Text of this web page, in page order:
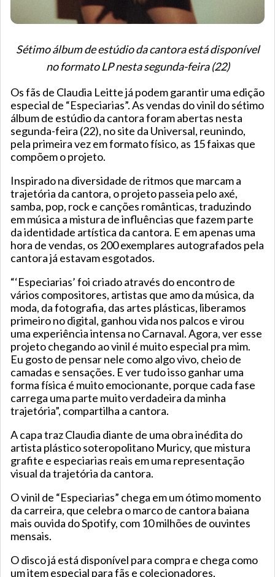
Sétimo álbum de estúdio da cantora está disponível
no formato LP nesta segunda-feira (22)
Os fãs de Claudia Leitte já podem garantir uma edição
especial de “Especiarias”. As vendas do vinil do sétimo
álbum de estúdio da cantora foram abertas nesta
segunda-feira (22), no site da Universal, reunindo,
pela primeira vez em formato físico, as 15 faixas que
compõem o projeto.
Inspirado na diversidade de ritmos que marcam a
trajetória da cantora, o projeto passeia pelo axé,
samba, pop, rock e canções românticas, traduzindo
em música a mistura de influências que fazem parte
da identidade artística da cantora. E em apenas uma
hora de vendas, os 200 exemplares autografados pela
cantora já estavam esgotados.
“‘Especiarias’ foi criado através do encontro de
vários compositores, artistas que amo da música, da
moda, da fotografia, das artes plásticas, liberamos
primeiro no digital, ganhou vida nos palcos e virou
uma experiência intensa no Carnaval. Agora, ver esse
projeto chegando ao vinil é muito especial pra mim.
Eu gosto de pensar nele como algo vivo, cheio de
camadas e sensações. E ver tudo isso ganhar uma
forma física é muito emocionante, porque cada fase
carrega uma parte muito verdadeira da minha
trajetória”, compartilha a cantora.
A capa traz Claudia diante de uma obra inédita do
artista plástico soteropolitano Muricy, que mistura
grafite e especiarias reais em uma representação
visual da trajetória da cantora.
O vinil de “Especiarias” chega em um ótimo momento
da carreira, que celebra o marco de cantora baiana
mais ouvida do Spotify, com 10 milhões de ouvintes
mensais.
O disco já está disponível para compra e chega como
um item especial para fãs e colecionadores,